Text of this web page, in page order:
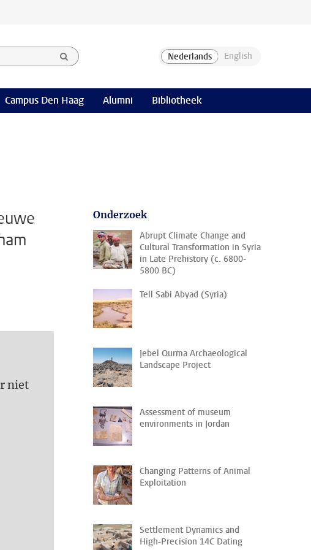
Campus Den Haag Alumni Bibliotheek
niet
Onderzoek
Abrupt Climate Change and
Cultural Transformation in Syria
in Late Prehistory (c. 6800-
5800 BC)
Tell Sabi Abyad (Syria)
Jebel Qurma Archaeological
Landscape Project
Assessment of museum
environments in Jordan
Changing Patterns of Animal
Exploitation
Settlement Dynamics and
High-Precision 14C Dating